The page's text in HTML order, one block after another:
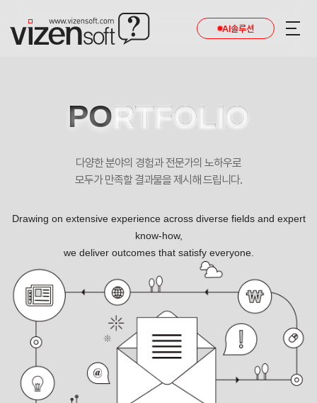
AI솔루션
PORTFOLIO
다양한 분야의 경험과 전문가의 노하우로
모두가 만족할 결과물을 제시해 드립니다.
Drawing on extensive experience across diverse fields and expert
know-how,
we deliver outcomes that satisfy everyone.